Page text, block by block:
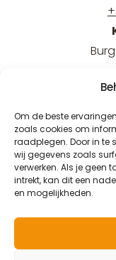
Om de beste
zoals cookies om
raadplegen. Door in te
wij gegevens zoals
verwerken. Als je geen
intrekt, kan dit een
en mogelijkheden.